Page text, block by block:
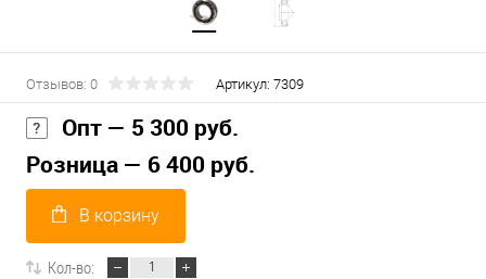
Отзывов: 0 Артикул: 7309
Опт — 5 300 руб.
Розница — 6 400 руб.
В корзину
Кол-во: